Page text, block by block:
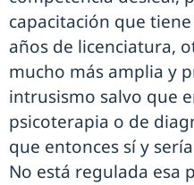
capacitación que
años de licenciatura,
mucho más amplia y
intrusismo salvo que
psicoterapia o de
que entonces sí y
No está regulada esa